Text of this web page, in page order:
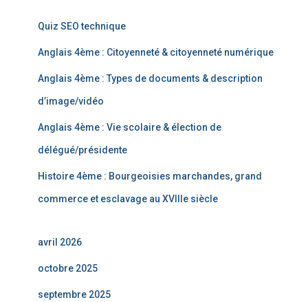
Quiz SEO technique
Anglais 4ème : Citoyenneté & citoyenneté numérique
Anglais 4ème : Types de documents & description
d’image/vidéo
Anglais 4ème : Vie scolaire & élection de
délégué/présidente
Histoire 4ème : Bourgeoisies marchandes, grand
commerce et esclavage au XVIIIe siècle
avril 2026
octobre 2025
septembre 2025